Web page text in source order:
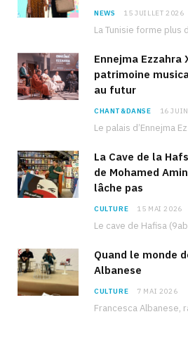
NEWS 15 JUILLET 2026
Ennejma Ezzahra
patrimoine
au futur
CHANT&DANSE 16
La Cave de la
de Mohamed
lâche pas
CULTURE 15 MAI 2026
Quand le monde
Albanese
CULTURE 7 MAI 2026